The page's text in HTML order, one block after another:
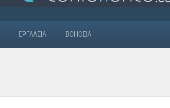
ΕΡΓΑΛΕΊΑ ΒΟΉΘΕΙΑ